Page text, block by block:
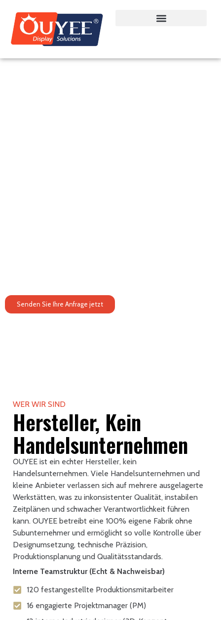
Senden Sie Ihre Anfrage jetzt
WER WIR SIND
Hersteller, Kein
Handelsunternehmen
OUYEE ist ein echter Hersteller, kein
Handelsunternehmen. Viele Handelsunternehmen und
kleine Anbieter verlassen sich auf mehrere ausgelagerte
Werkstätten, was zu inkonsistenter Qualität, instabilen
Zeitplänen und schwacher Verantwortlichkeit führen
kann. OUYEE betreibt eine 100% eigene Fabrik ohne
Subunternehmer und ermöglicht so volle Kontrolle über
Designumsetzung, technische Präzision,
Produktionsplanung und Qualitätsstandards.
Interne Teamstruktur (Echt & Nachweisbar)
120 festangestellte Produktionsmitarbeiter
16 engagierte Projektmanager (PM)